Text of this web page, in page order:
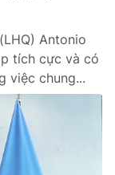
Antonio
tích cực và có
việc chung...